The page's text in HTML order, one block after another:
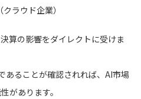
ラウド企業）
算の影響をダイレクトに受けま
ることが確認されれば、AI市場
があります。